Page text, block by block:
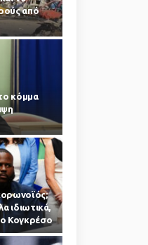
από
κόμμα
ιδιωτικά,
Κογκρέσο